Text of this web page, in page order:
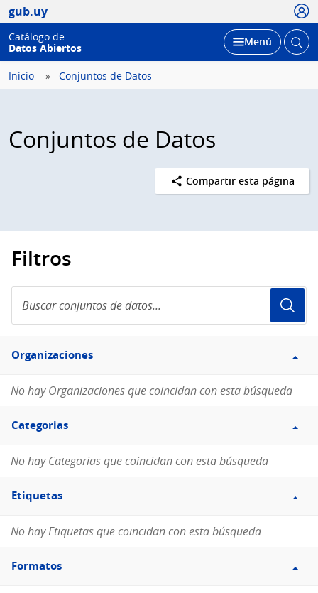
gub.uy
Catálogo de
Datos Abiertos
Desplegar
Menú Abrir
Inicio Conjuntos de Datos
Conjuntos de Datos
Compartir esta página
Filtros
conjuntos
de
Filtro
Organizaciones
Organizaciones
No hay Organizaciones que coincidan con esta búsqueda
Filtro
Categorias
Categorias
No hay Categorias que coincidan con esta búsqueda
Filtro
Etiquetas
Etiquetas
No hay Etiquetas que coincidan con esta búsqueda
Filtro
Formatos
Formatos